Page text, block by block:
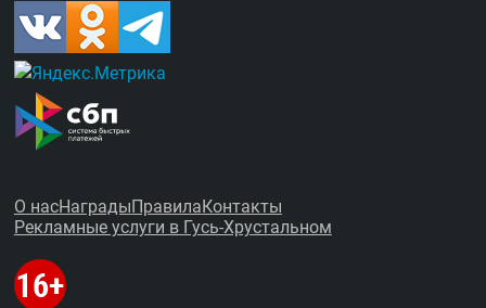
О насНаграды Правила Контакты
Рекламные услуги в Гусь-Хрустальном